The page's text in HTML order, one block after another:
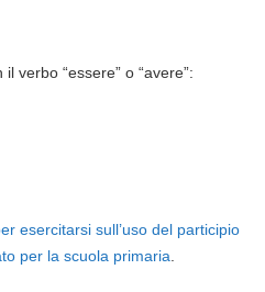
verbo “essere” o “avere”:
esercitarsi sull’uso del participio
per la scuola primaria